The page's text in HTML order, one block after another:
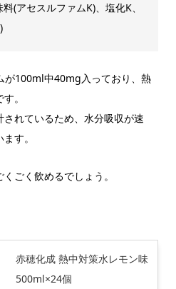
(アセスルファムK)、塩化K、
が100ml中40mg入っており、熱
。
れているため、水分吸収が速
す。
ごく飲めるでしょう。
赤穂化成 熱中対策水レモン味
500ml×24個